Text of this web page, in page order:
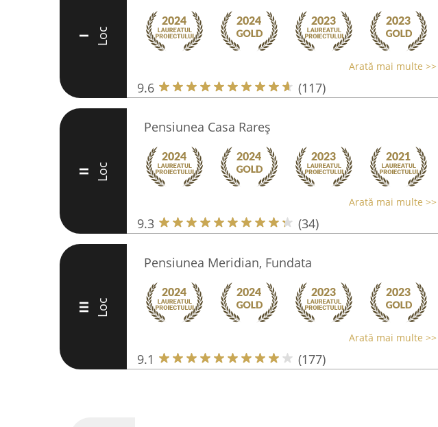
I Loc
Arată mai multe >>
9.6 (117)
II Loc
Pensiunea Casa Rareș
Arată mai multe >>
9.3 (34)
III Loc
Pensiunea Meridian, Fundata
Arată mai multe >>
9.1 (177)